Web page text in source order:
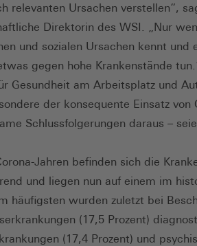
relevanten Ursachen verstellen“,
Direktorin des WSI. „Nur
und sozialen Ursachen kennt und
gegen hohe Krankenstände
Gesundheit am Arbeitsplatz und
der konsequente Einsatz von
Schlussfolgerungen daraus –
Jahren befinden sich die
und liegen nun auf einem im
häufigsten wurden zuletzt bei
(17,5 Prozent)
(17,4 Prozent) und